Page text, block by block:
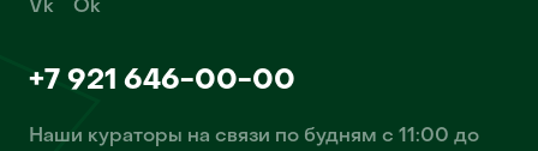
Vk Ok
+7 921 646-00-00
Наши кураторы на связи по будням с 11:00 до